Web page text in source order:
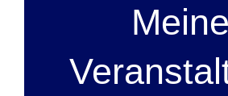
Meine